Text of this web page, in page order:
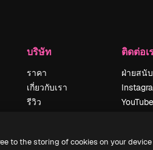
บริษัท
ราคา
เกี่ยวกับเรา
รีวิว
บล็อก
ติดต่อเ
ฝ่ายสนั
YouTube
Discord
to the storing of cookies on your